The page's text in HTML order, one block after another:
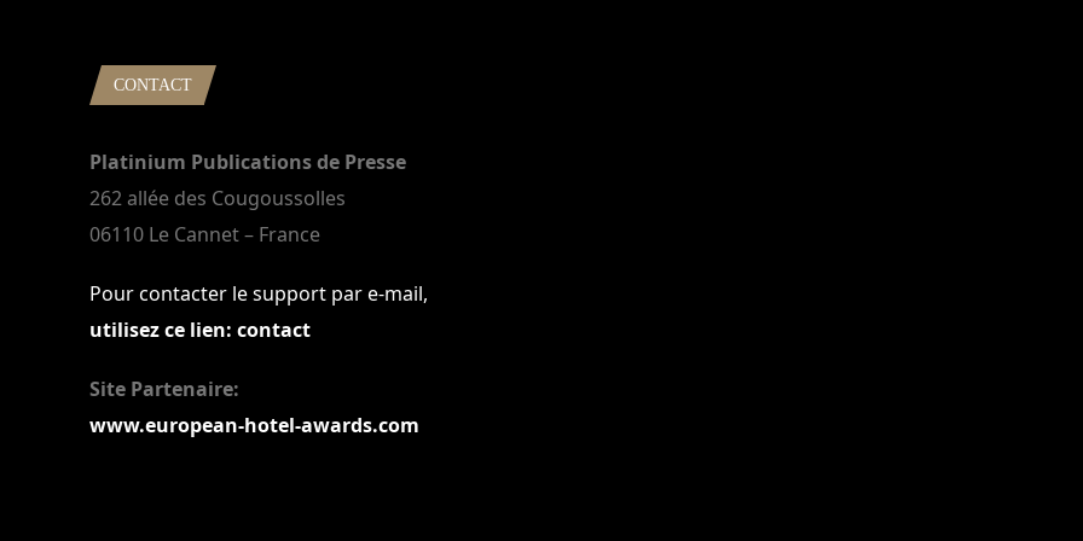
CONTACT
Platinium Publications de Presse
262 allée des Cougoussolles
06110 Le Cannet – France
Pour contacter le support par e-mail,
utilisez ce lien: contact
Site Partenaire:
www.european-hotel-awards.com